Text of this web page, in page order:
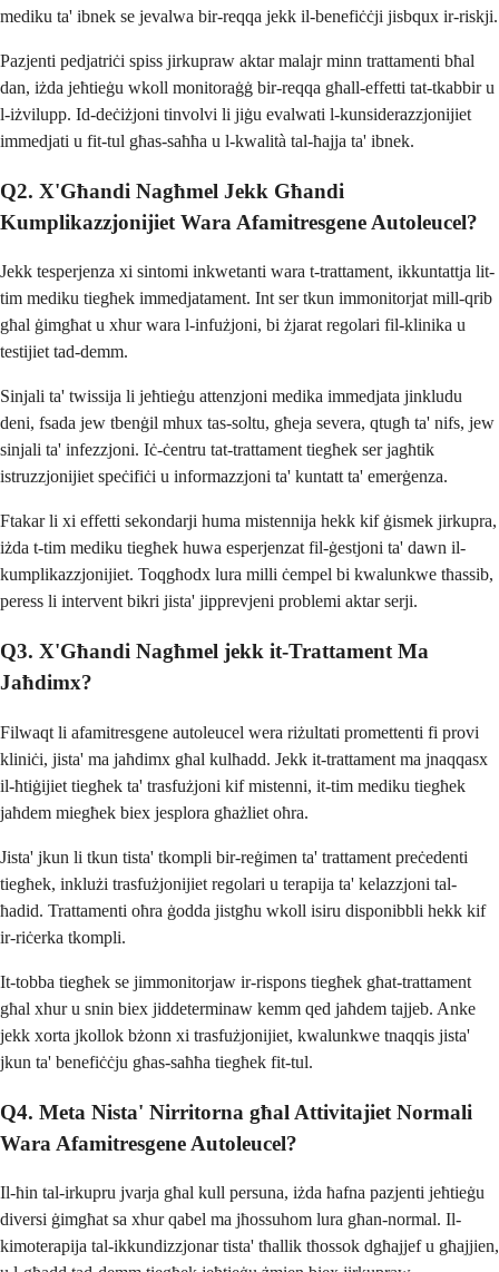
mediku ta' ibnek se jevalwa bir-reqqa jekk il-benefiċċji jisbqux ir-riskji.
Pazjenti pedjatriċi spiss jirkupraw aktar malajr minn trattamenti bħal
dan, iżda jeħtieġu wkoll monitoraġġ bir-reqqa għall-effetti tat-tkabbir u
l-iżvilupp. Id-deċiżjoni tinvolvi li jiġu evalwati l-kunsiderazzjonijiet
immedjati u fit-tul għas-saħħa u l-kwalità tal-ħajja ta' ibnek.
Q2. X'Għandi Nagħmel Jekk Għandi
Kumplikazzjonijiet Wara Afamitresgene Autoleucel?
Jekk tesperjenza xi sintomi inkwetanti wara t-trattament, ikkuntattja lit-
tim mediku tiegħek immedjatament. Int ser tkun immonitorjat mill-qrib
għal ġimgħat u xhur wara l-infużjoni, bi żjarat regolari fil-klinika u
testijiet tad-demm.
Sinjali ta' twissija li jeħtieġu attenzjoni medika immedjata jinkludu
deni, fsada jew tbenġil mhux tas-soltu, għeja severa, qtugħ ta' nifs, jew
sinjali ta' infezzjoni. Iċ-ċentru tat-trattament tiegħek ser jagħtik
istruzzjonijiet speċifiċi u informazzjoni ta' kuntatt ta' emerġenza.
Ftakar li xi effetti sekondarji huma mistennija hekk kif ġismek jirkupra,
iżda t-tim mediku tiegħek huwa esperjenzat fil-ġestjoni ta' dawn il-
kumplikazzjonijiet. Toqgħodx lura milli ċempel bi kwalunkwe tħassib,
peress li intervent bikri jista' jipprevjeni problemi aktar serji.
Q3. X'Għandi Nagħmel jekk it-Trattament Ma
Jaħdimx?
Filwaqt li afamitresgene autoleucel wera riżultati promettenti fi provi
kliniċi, jista' ma jaħdimx għal kulħadd. Jekk it-trattament ma jnaqqasx
il-ħtiġijiet tiegħek ta' trasfużjoni kif mistenni, it-tim mediku tiegħek
jaħdem miegħek biex jesplora għażliet oħra.
Jista' jkun li tkun tista' tkompli bir-reġimen ta' trattament preċedenti
tiegħek, inklużi trasfużjonijiet regolari u terapija ta' kelazzjoni tal-
ħadid. Trattamenti oħra ġodda jistgħu wkoll isiru disponibbli hekk kif
ir-riċerka tkompli.
It-tobba tiegħek se jimmonitorjaw ir-rispons tiegħek għat-trattament
għal xhur u snin biex jiddeterminaw kemm qed jaħdem tajjeb. Anke
jekk xorta jkollok bżonn xi trasfużjonijiet, kwalunkwe tnaqqis jista'
jkun ta' benefiċċju għas-saħħa tiegħek fit-tul.
Q4. Meta Nista' Nirritorna għal Attivitajiet Normali
Wara Afamitresgene Autoleucel?
Il-ħin tal-irkupru jvarja għal kull persuna, iżda ħafna pazjenti jeħtieġu
diversi ġimgħat sa xhur qabel ma jħossuhom lura għan-normal. Il-
kimoterapija tal-ikkundizzjonar tista' tħallik tħossok dgħajjef u għajjien,